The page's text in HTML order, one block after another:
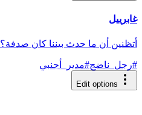
غابرييل
أتظنين أن ما حدث بيننا كان صدفة؟
#رجل_ناضج#مدير_أجنبي
Edit options